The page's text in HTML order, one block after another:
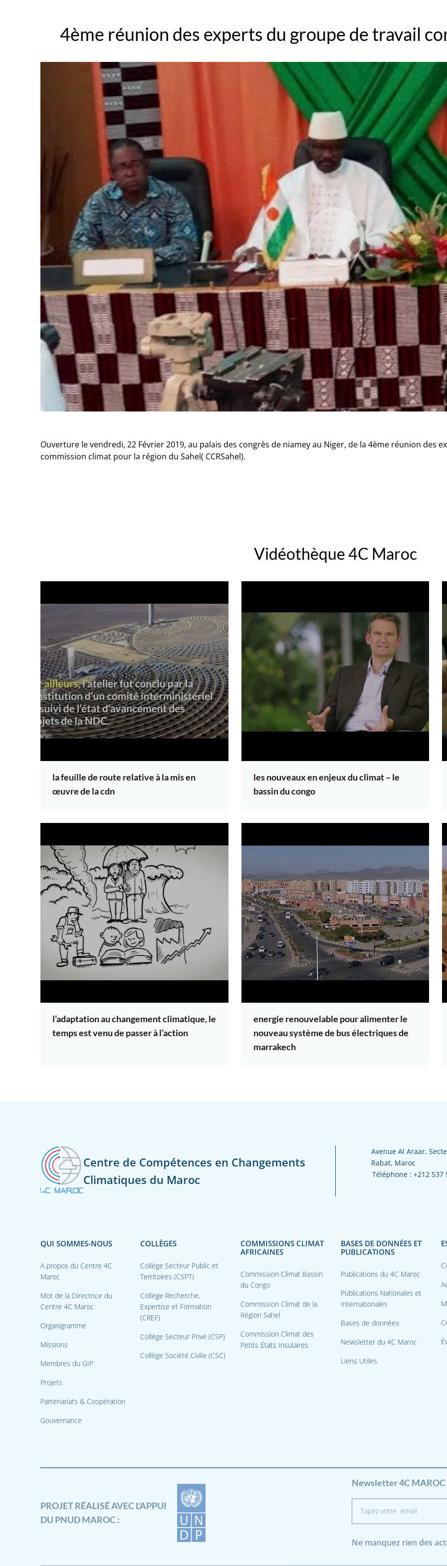
4ème réunion des experts du groupe de travail
Ouverture le vendredi, 22 Février 2019, au palais des congrès de niamey au Niger, de la 4ème réunion des
commission climat pour la région du Sahel( CCRSahel).
Vidéothèque 4C Maroc
la feuille de route relative à la mis en
œuvre de la cdn
les nouveaux en enjeux du climat – le
bassin du congo
l’adaptation au changement climatique, le
temps est venu de passer à l’action
energie renouvelable pour alimenter le
nouveau système de bus électriques de
marrakech
Centre de Compétences en Changements
Climatiques du Maroc
Avenue Al Araar,
Rabat, Maroc
Téléphone :+212 537
QUI SOMMES-NOUS
A propos du Centre 4C
Maroc
Mot de la Directrice du
Centre 4C Maroc
Organigramme
Missions
Membres du GIP
Projets
Partenariats & Coopération
Gouvernance
COLLÈGES
Collège Secteur Public et
Territoires (CSPT)
Collège Recherche,
Expertise et Formation
(CREF)
Collège Secteur Privé (CSP)
Collège Société Civile (CSC)
COMMISSIONS CLIMAT
AFRICAINES
Commission Climat Bassin
du Congo
Commission Climat de la
Région Sahel
Commission Climat des
Petits États Insulaires
BASES DE DONNÉES ET
PUBLICATIONS
Publications du 4C Maroc
Publications Nationales et
Internationales
Bases de données
Newsletter du 4C Maroc
Liens Utiles
PROJET RÉALISÉ AVEC L'APPUI
DU PNUD MAROC :
Newsletter 4C MAROC
Ne manquez rien des